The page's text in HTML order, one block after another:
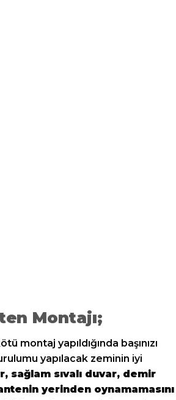
Montajı;
montaj yapıldığında başınızı
yapılacak zeminin iyi
sağlam sıvalı duvar, demir
yerinden oynamamasını